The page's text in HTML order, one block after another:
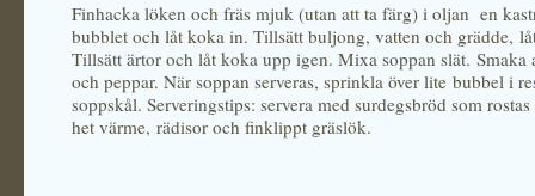
Finhacka löken och fräs mjuk (utan att ta färg) i oljan en
bubblet och låt koka in. Tillsätt buljong, vatten och grädde,
Tillsätt ärtor och låt koka upp igen. Mixa soppan slät. Smaka
och peppar. När soppan serveras, sprinkla över lite bubbel i
soppskål. Serveringstips: servera med surdegsbröd som
het värme, rädisor och finklippt gräslök.